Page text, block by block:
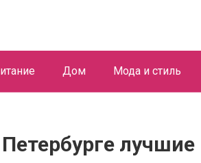
Дом Мода и стиль
лучшие